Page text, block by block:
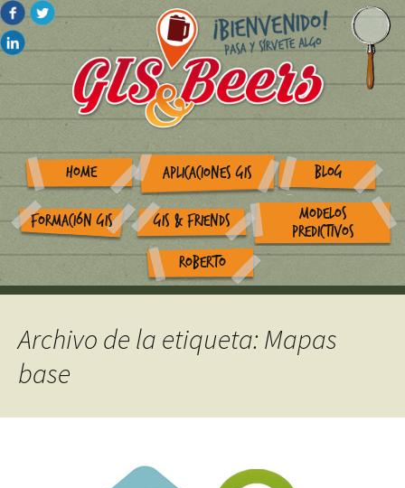
HOME APLICACIONES GIS BLOG
FORMACIÓN GIS GIS & FRIENDS
MODELOS
PREDICTIVOS
ROBERTO
Archivo de la etiqueta: Mapas
base